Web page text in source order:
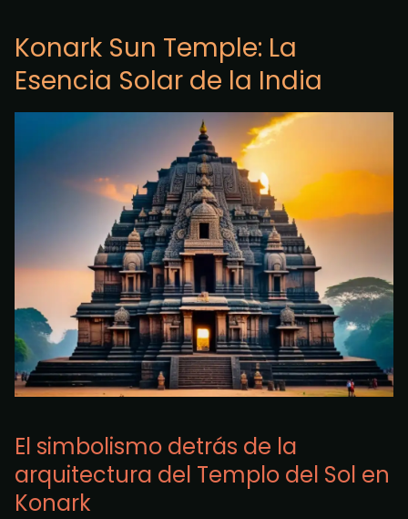
Konark Sun Temple: La
Esencia Solar de la India
El simbolismo detrás de la
arquitectura del Templo del Sol en
Konark